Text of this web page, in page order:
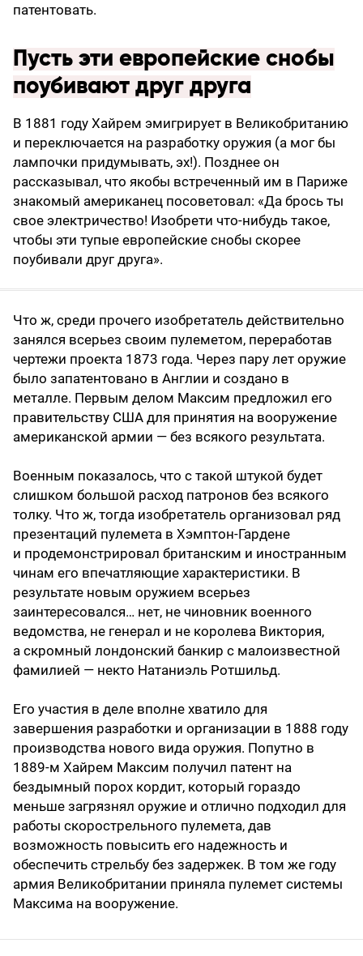
патентовать.
Пусть эти европейские снобы
поубивают друг друга
В 1881 году Хайрем эмигрирует в Великобританию
и переключается на разработку оружия (а мог бы
лампочки придумывать, эх!). Позднее он
рассказывал, что якобы встреченный им в Париже
знакомый американец посоветовал: «Да брось ты
свое электричество! Изобрети что-нибудь такое,
чтобы эти тупые европейские снобы скорее
поубивали друг друга».
Что ж, среди прочего изобретатель действительно
занялся всерьез своим пулеметом, переработав
чертежи проекта 1873 года. Через пару лет оружие
было запатентовано в Англии и создано в
металле. Первым делом Максим предложил его
правительству США для принятия на вооружение
американской армии — без всякого результата.
Военным показалось, что с такой штукой будет
слишком большой расход патронов без всякого
толку. Что ж, тогда изобретатель организовал ряд
презентаций пулемета в Хэмптон-Гардене
и продемонстрировал британским и иностранным
чинам его впечатляющие характеристики. В
результате новым оружием всерьез
заинтересовался… нет, не чиновник военного
ведомства, не генерал и не королева Виктория,
а скромный лондонский банкир с малоизвестной
фамилией — некто Натаниэль Ротшильд.
Его участия в деле вполне хватило для
завершения разработки и организации в 1888 году
производства нового вида оружия. Попутно в
1889-м Хайрем Максим получил патент на
бездымный порох кордит, который гораздо
меньше загрязнял оружие и отлично подходил для
работы скорострельного пулемета, дав
возможность повысить его надежность и
обеспечить стрельбу без задержек. В том же году
армия Великобритании приняла пулемет системы
Максима на вооружение.